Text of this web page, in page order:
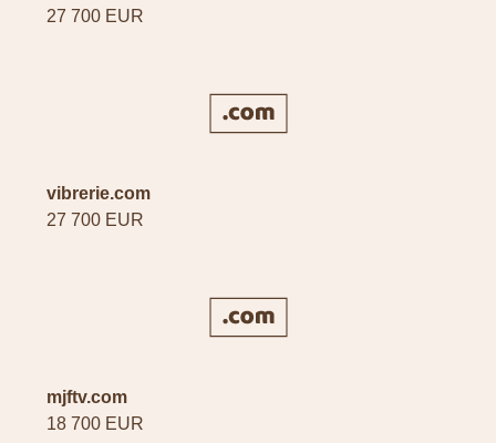
27 700 EUR
vibrerie.com
27 700 EUR
mjftv.com
18 700 EUR